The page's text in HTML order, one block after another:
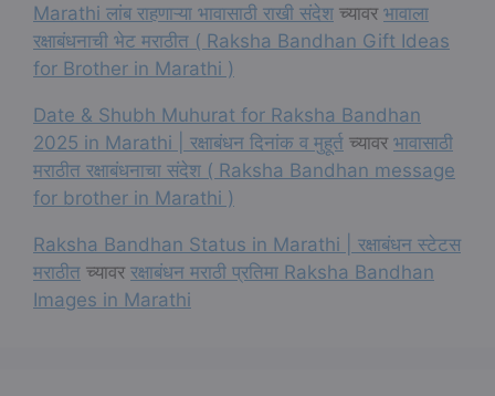
Marathi लांब राहणाऱ्या भावासाठी राखी संदेश च्यावर भावाला
रक्षाबंधनाची भेट मराठीत ( Raksha Bandhan Gift Ideas
for Brother in Marathi )
Date & Shubh Muhurat for Raksha Bandhan
2025 in Marathi | रक्षाबंधन दिनांक व मुहूर्त च्यावर भावासाठी
मराठीत रक्षाबंधनाचा संदेश ( Raksha Bandhan message
for brother in Marathi )
Raksha Bandhan Status in Marathi | रक्षाबंधन स्टेटस
मराठीत च्यावर रक्षाबंधन मराठी प्रतिमा Raksha Bandhan
Images in Marathi